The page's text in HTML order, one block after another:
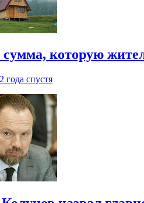
которую
2 года спустя